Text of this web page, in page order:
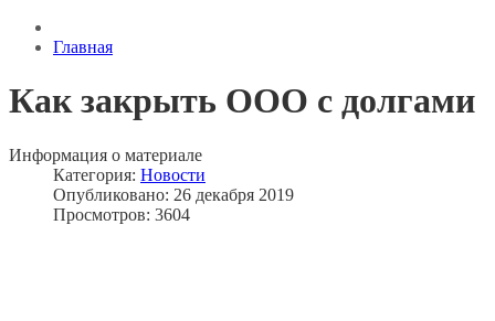
Главная
Как закрыть ООО с долгами
Информация о материале
Категория: Новости
Опубликовано: 26 декабря 2019
Просмотров: 3604